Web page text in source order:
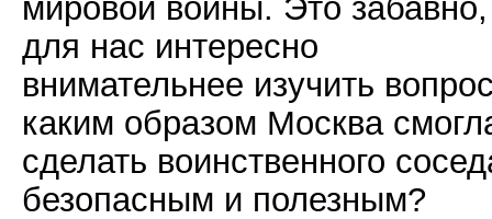
мировой войны. Это
для нас интересно
внимательнее изучить
каким образом Москва
сделать воинственного
безопасным и полезным?